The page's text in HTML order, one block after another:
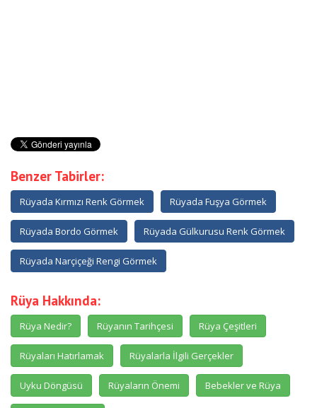
Benzer Tabirler:
Rüyada Kırmızı Renk Görmek Rüyada Fuşya Görmek
Rüyada Bordo Görmek Rüyada Gülkurusu Renk Görmek
Rüyada Narçiçeği Rengi Görmek
Rüya Hakkında:
Rüya Nedir? Rüyanın Tarihçesi Rüya Çeşitleri
Rüyaları Hatırlamak Rüyalarla İlgili Gerçekler
Uyku Döngüsü Rüyaların Önemi Bebekler ve Rüya